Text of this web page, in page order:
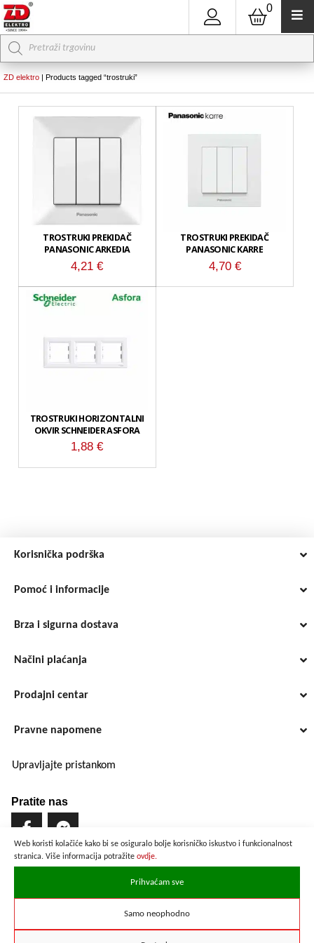
Web koristi kolačiće kako bi se osiguralo bolje korisničko iskustvo i funkcionalnost
stranica. Više informacija potražite ovdje.
Prihvaćam sve
Samo neophodno
0
Products
search
ZD elektro | Products tagged “trostruki”
TROSTRUKI PREKIDAČ
PANASONIC ARKEDIA
4,21€
TROSTRUKI PREKIDAČ
PANASONIC KARRE
4,70 €
TROSTRUKI HORIZONTALNI
OKVIR SCHNEIDER ASFORA
1,88€
Korisnička podrška
Pomoć i informacije
Brza i sigurna dostava
Načini plaćanja
Prodajni centar
Pravne napomene
Upravljajte pristankom
Pratite nas
Brzo i sigurno plaćanje
Prikazane cijene su preračunate po službenom tečaju u iznosu od
1 EUR = 7,53450 HRK